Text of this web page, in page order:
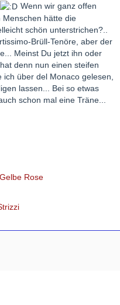
Wenn wir ganz offen
Menschen hätte die
schön unterstrichen?..
Brüll-Tenöre, aber der
Meinst Du jetzt ihn oder
denn nun einen steifen
ich über del Monaco gelesen,
lassen... Bei so etwas
schon mal eine Träne...